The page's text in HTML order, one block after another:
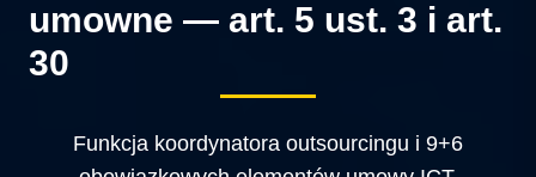
umowne — art. 5 ust. 3 i art.
30
Funkcja koordynatora outsourcingu i 9+6